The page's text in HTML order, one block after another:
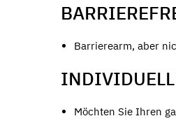
Barrierearm, aber
Möchten Sie Ihren